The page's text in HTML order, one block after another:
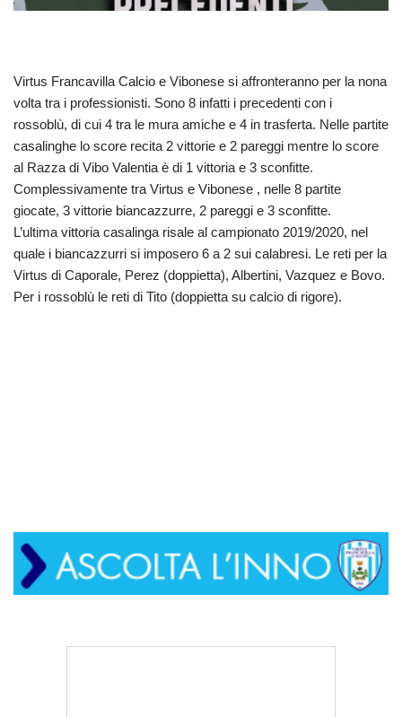
Virtus Francavilla Calcio e Vibonese si affronteranno per la nona
volta tra i professionisti. Sono 8 infatti i precedenti con i
rossoblù, di cui 4 tra le mura amiche e 4 in trasferta. Nelle partite
casalinghe lo score recita 2 vittorie e 2 pareggi mentre lo score
al Razza di Vibo Valentia è di 1 vittoria e 3 sconfitte.
Complessivamente tra Virtus e Vibonese , nelle 8 partite
giocate, 3 vittorie biancazzurre, 2 pareggi e 3 sconfitte.
L’ultima vittoria casalinga risale al campionato 2019/2020, nel
quale i biancazzurri si imposero 6 a 2 sui calabresi. Le reti per la
Virtus di Caporale, Perez (doppietta), Albertini, Vazquez e Bovo.
Per i rossoblù le reti di Tito (doppietta su calcio di rigore).